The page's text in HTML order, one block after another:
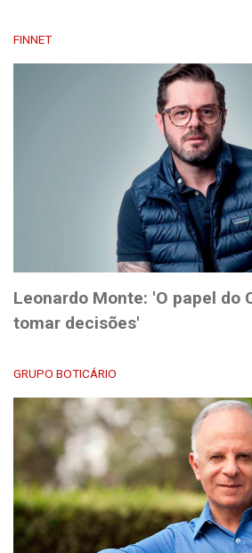
FINNET
Leonardo Monte: 'O papel do
tomar decisões'
GRUPO BOTICÁRIO